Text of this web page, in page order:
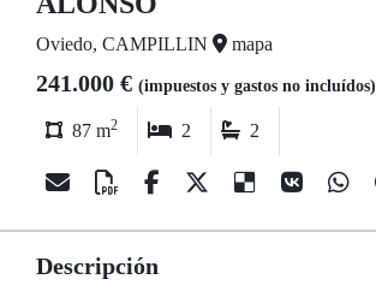
Oviedo, CAMPILLIN mapa
241.000 € (impuestos y gastos no incluídos)
87 m2 2 2
Descripción